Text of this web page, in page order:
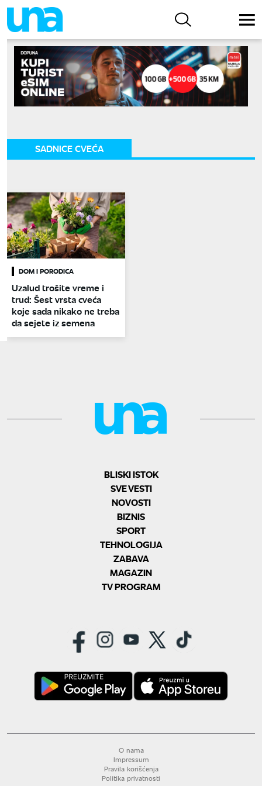
SADNICE CVEĆA
DOM I PORODICA
Uzalud trošite vreme i
trud: Šest vrsta cveća
koje sada nikako ne treba
da sejete iz semena
BLISKI ISTOK
SVE VESTI
NOVOSTI
BIZNIS
SPORT
TEHNOLOGIJA
ZABAVA
MAGAZIN
TV PROGRAM
O nama
Impressum
Pravila korišćenja
Politika privatnosti